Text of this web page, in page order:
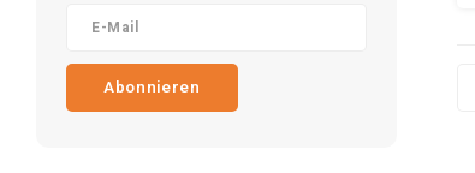
Abonnieren